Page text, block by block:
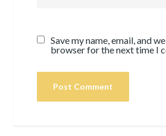
Save my name, email, and
browser for the next time I